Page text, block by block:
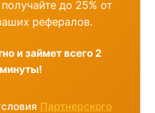
до 25% от
рефералов.
и займет всего 2
минуты!
Партнерского